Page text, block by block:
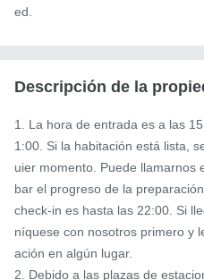
ed.
Descripción de la
1. La hora de entrada es a las
1:00. Si la habitación está lista,
uier momento. Puede llamarnos
bar el progreso de la
check-in es hasta las 22:00. Si
níquese con nosotros primero y
ación en algún lugar.
2. Debido a las plazas de